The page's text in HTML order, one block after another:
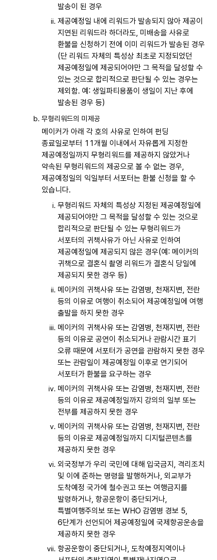
발송이 된 경우
제공예정일 내에 리워드가 발송되지 않아 제공이
지연된 리워드라 하더라도, 미배송을 사유로
환불을 신청하기 전에 이미 리워드가 발송된 경우
(단 리워드 자체의 특성상 최초로 지정되었던
제공예정일에 제공되어야만 그 목적을 달성할 수
있는 것으로 합리적으로 판단될 수 있는 경우는
제외함. 예: 생일파티용품이 생일이 지난 후에
발송된 경우 등)
무형리워드의 미제공
메이커가 아래 각 호의 사유로 인하여 펀딩
종료일로부터 11개월 이내에서 자유롭게 지정한
제공예정일까지 무형리워드를 제공하지 않았거나
약속된 무형리워드의 제공으로 볼 수 없는 경우,
제공예정일의 익일부터 서포터는 환불 신청을 할 수
있습니다.
무형리워드 자체의 특성상 지정된 제공예정일에
제공되어야만 그 목적을 달성할 수 있는 것으로
합리적으로 판단될 수 있는 무형리워드가
서포터의 귀책사유가 아닌 사유로 인하여
제공예정일에 제공되지 않은 경우(예: 메이커의
귀책으로 결혼식 촬영 리워드가 결혼식 당일에
제공되지 못한 경우 등)
메이커의 귀책사유 또는 감염병, 천재지변, 전란
등의 이유로 여행이 취소되어 제공예정일에 여행
출발을 하지 못한 경우
메이커의 귀책사유 또는 감염병, 천재지변, 전란
등의 이유로 공연이 취소되거나 관람시간 표기
오류 때문에 서포터가 공연을 관람하지 못한 경우
또는 관람일이 제공예정일 이후로 연기되어
서포터가 환불을 요구하는 경우
메이커의 귀책사유 또는 감염병, 천재지변, 전란
등의 이유로 제공예정일까지 강의의 일부 또는
전부를 제공하지 못한 경우
메이커의 귀책사유 또는 감염병, 천재지변, 전란
등의 이유로 제공예정일까지 디지털콘텐츠를
제공하지 못한 경우
외국정부가 우리 국민에 대해 입국금지, 격리조치
및 이에 준하는 명령을 발행하거나, 외교부가
도착예정 국가에 철수권고 또는 여행금지를
발령하거나, 항공운항이 중단되거나,
특별여행주의보 또는 WHO 감염병 경보 5,
6단계가 선언되어 제공예정일에 국제항공운송을
제공하지 못한 경우
항공운항이 중단되거나, 도착예정지역이나